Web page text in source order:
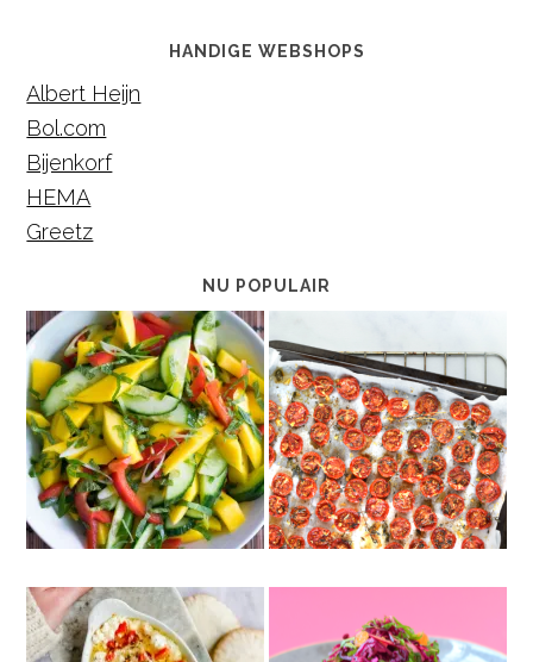
HANDIGE WEBSHOPS
Albert Heijn
Bol.com
Bijenkorf
HEMA
Greetz
NU POPULAIR